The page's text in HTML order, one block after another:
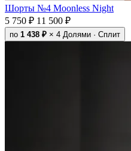
Шорты №4 Moonless Night
5 750 ₽ 11 500 ₽
по 1 438 ₽ × 4 Долями · Сплит